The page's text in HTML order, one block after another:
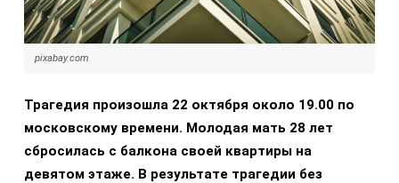
pixabay.com
Трагедия произошла 22 октября около 19.00 по
московскому времени. Молодая мать 28 лет
сбросилась с балкона своей квартиры на
девятом этаже. В результате трагедии без